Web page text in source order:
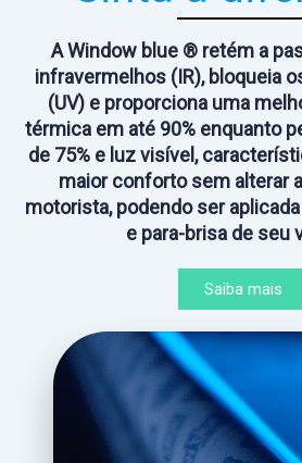
A Window blue ® retém a
infravermelhos (IR), bloqueia
(UV) e proporciona uma
térmica em até 90% enquanto
de 75% e luz visível,
maior conforto sem alterar
motorista, podendo ser
e para-brisa de seu
Saiba mais